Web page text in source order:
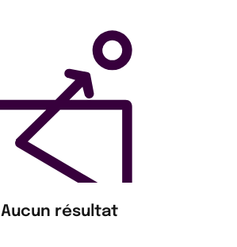
Aucun résultat